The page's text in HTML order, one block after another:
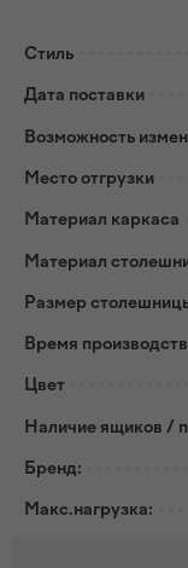
Стиль
Дата поставки
Возможность
Место отгрузки
Материал каркаса
Материал
Размер
Время
Цвет
Наличие ящиков /
Бренд:
Макс.нагрузка: